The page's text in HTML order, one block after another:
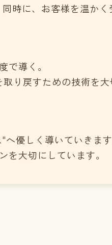
時に、お客様を温か
導く。
り戻すための技術を大
優しく導いていきます
大切にしています。